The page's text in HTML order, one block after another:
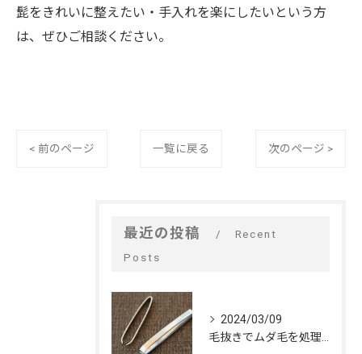
髭をきれいに整えたい・手入れを楽にしたいという方
は、ぜひご相談ください。
< 前のページ 一覧に戻る 次のページ >
最近の投稿
Recent
Posts
2024/03/09